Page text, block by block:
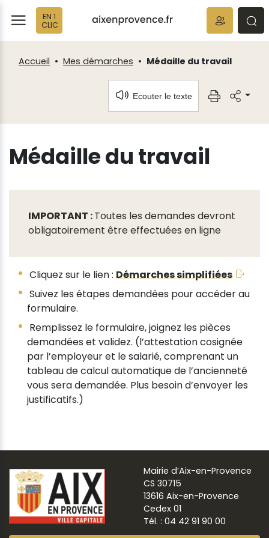
EN 1
CLIC
Accueil Mes démarches Médaille du travail
Ecouter le texte
Médaille du travail
IMPORTANT :Toutes les demandes devront
obligatoirement être effectuées en ligne
Cliquez sur le lien : Démarches simplifiées
Suivez les étapes demandées pour accéder au
formulaire.
Remplissez le formulaire, joignez les pièces
demandées et validez. (l’attestation cosignée
par l’employeur et le salarié, comprenant un
tableau de calcul automatique de l’ancienneté
vous sera demandée. Plus besoin d’envoyer les
justificatifs.)
Mairie d’Aix-en-Provence
CS 30715
13616 Aix-en-Provence
Cedex 01
Tél. : 04 42 91 90 00
Fenêtre
de
chat
Panneau de gestion des cookies